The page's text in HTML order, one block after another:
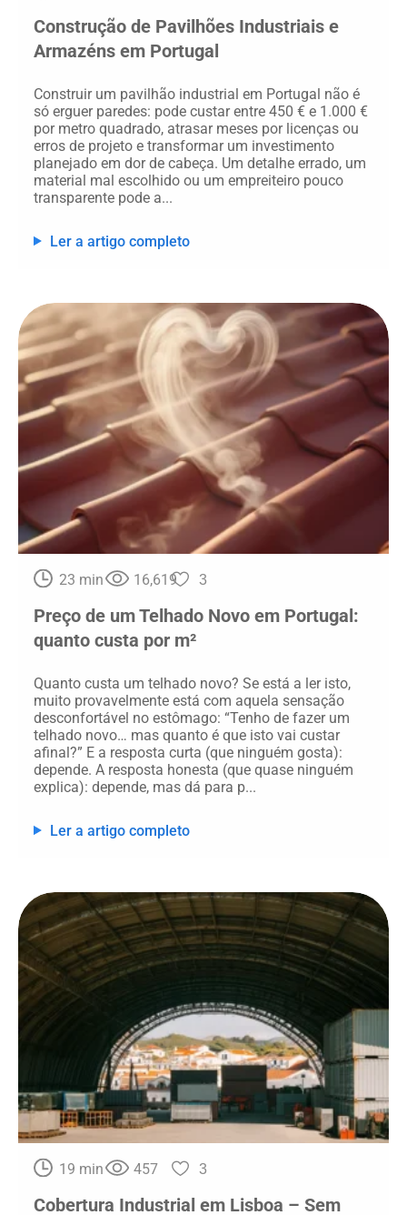
Construção de Pavilhões Industriais e
Armazéns em Portugal
Construir um pavilhão industrial em Portugal não é
só erguer paredes: pode custar entre 450 € e 1.000 €
por metro quadrado, atrasar meses por licenças ou
erros de projeto e transformar um investimento
planejado em dor de cabeça. Um detalhe errado, um
material mal escolhido ou um empreiteiro pouco
transparente pode a...
Ler a artigo completo
23 min 16,619 3
Preço de um Telhado Novo em Portugal:
quanto custa por m²
Quanto custa um telhado novo? Se está a ler isto,
muito provavelmente está com aquela sensação
desconfortável no estômago: “Tenho de fazer um
telhado novo… mas quanto é que isto vai custar
afinal?” E a resposta curta (que ninguém gosta):
depende. A resposta honesta (que quase ninguém
explica): depende, mas dá para p...
Ler a artigo completo
19 min 457 3
Cobertura Industrial em Lisboa – Sem